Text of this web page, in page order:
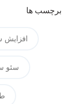
برچسب ها
سئو